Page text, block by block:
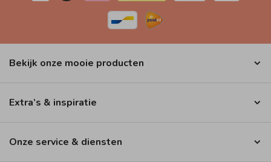
Bekijk onze mooie producten
Extra’s & inspiratie
Onze service & diensten